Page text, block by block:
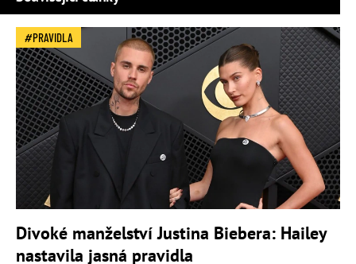
PRAVIDLA
Divoké manželství Justina Biebera: Hailey
nastavila jasná pravidla